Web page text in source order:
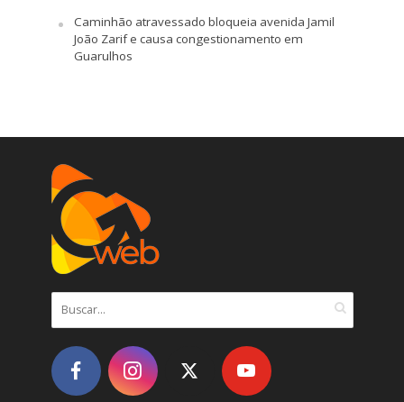
Caminhão atravessado bloqueia avenida Jamil
João Zarif e causa congestionamento em
Guarulhos